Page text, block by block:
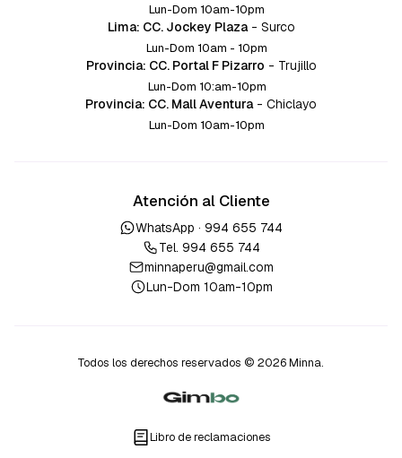
Lun-Dom 10am-10pm
Lima: CC. Jockey Plaza - Surco
Lun-Dom 10am - 10pm
Provincia: CC. Portal F Pizarro - Trujillo
Lun-Dom 10:am-10pm
Provincia: CC. Mall Aventura - Chiclayo
Lun-Dom 10am-10pm
Atención al Cliente
WhatsApp · 994 655 744
Tel. 994 655 744
minnaperu@gmail.com
Lun-Dom 10am-10pm
Todos los derechos reservados © 2026 Minna.
Libro de reclamaciones